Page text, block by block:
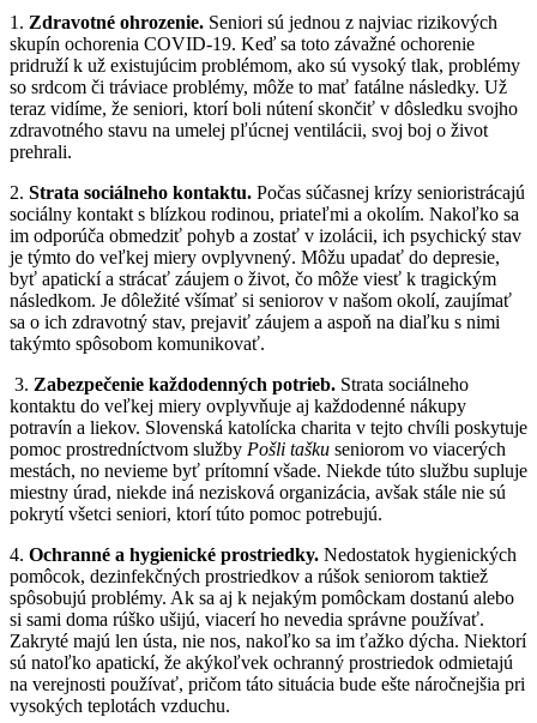
1. Zdravotné ohrozenie. Seniori sú jednou z najviac rizikových
skupín ochorenia COVID-19. Keď sa toto závažné ochorenie
pridruží k už existujúcim problémom, ako sú vysoký tlak, problémy
so srdcom či tráviace problémy, môže to mať fatálne následky. Už
teraz vidíme, že seniori, ktorí boli nútení skončiť v dôsledku svojho
zdravotného stavu na umelej pľúcnej ventilácii, svoj boj o život
prehrali.
2. Strata sociálneho kontaktu. Počas súčasnej krízy senioristrácajú
sociálny kontakt s blízkou rodinou, priateľmi a okolím. Nakoľko sa
im odporúča obmedziť pohyb a zostať v izolácii, ich psychický stav
je týmto do veľkej miery ovplyvnený. Môžu upadať do depresie,
byť apatickí a strácať záujem o život, čo môže viesť k tragickým
následkom. Je dôležité všímať si seniorov v našom okolí, zaujímať
sa o ich zdravotný stav, prejaviť záujem a aspoň na diaľku s nimi
takýmto spôsobom komunikovať.
3. Zabezpečenie každodenných potrieb. Strata sociálneho
kontaktu do veľkej miery ovplyvňuje aj každodenné nákupy
potravín a liekov. Slovenská katolícka charita v tejto chvíli poskytuje
pomoc prostredníctvom služby Pošli tašku seniorom vo viacerých
mestách, no nevieme byť prítomní všade. Niekde túto službu supluje
miestny úrad, niekde iná nezisková organizácia, avšak stále nie sú
pokrytí všetci seniori, ktorí túto pomoc potrebujú.
4. Ochranné a hygienické prostriedky. Nedostatok hygienických
pomôcok, dezinfekčných prostriedkov a rúšok seniorom taktiež
spôsobujú problémy. Ak sa aj k nejakým pomôckam dostanú alebo
si sami doma rúško ušijú, viacerí ho nevedia správne používať.
Zakryté majú len ústa, nie nos, nakoľko sa im ťažko dýcha. Niektorí
sú natoľko apatickí, že akýkoľvek ochranný prostriedok odmietajú
na verejnosti používať, pričom táto situácia bude ešte náročnejšia pri
vysokých teplotách vzduchu.